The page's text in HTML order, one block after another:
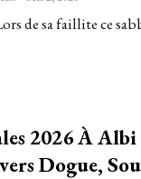
de sa faillite ce
2026 À
Dogue,